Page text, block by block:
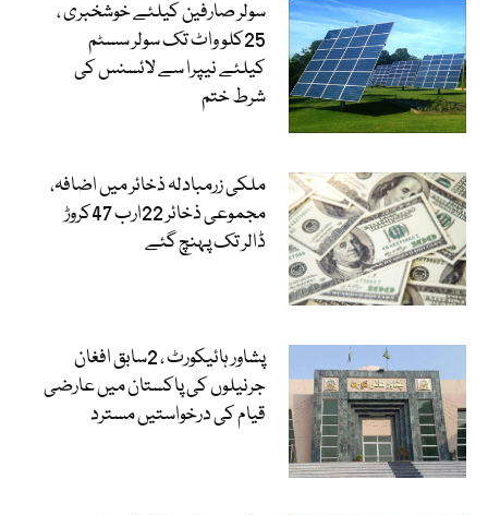
سولر صارفین کیلئے خوشخبری ،
25کلو واٹ تک سولر سسٹم
کیلئے نیپرا سے لائسنس کی
شرط ختم
ملکی زرمبادلہ ذخائر میں اضافہ،
مجموعی ذخائر 22ارب 47کروڑ
ڈالر تک پہنچ گئے
پشاور ہائیکورٹ ، 2سابق افغان
جرنیلوں کی پاکستان میں عارضی
قیام کی درخواستیں مسترد